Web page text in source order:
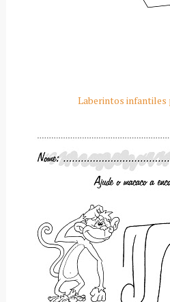
Laberintos infantiles